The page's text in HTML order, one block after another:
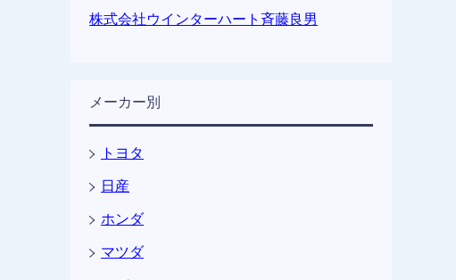
株式会社ウインターハート斉藤良男
メーカー別
トヨタ
日産
ホンダ
マツダ